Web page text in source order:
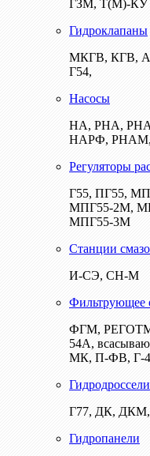
ГЗМ, Т(М)-КУ
Гидроклапаны
МКГВ, КГВ,
Г54,
Насосы
НА, РНА,
НАРФ,
Регуляторы
Г55, ПГ55,
МПГ55-2М,
МПГ55-3М
Станции
И-СЭ, СН-М
Фильтрующее
ФГМ,
54А,
МК, П-ФВ, Г-
Гидродроссели
Г77, ДК,
Гидропанели